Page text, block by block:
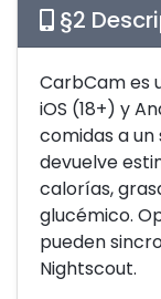
§2
CarbCam es
iOS (18+) y
comidas a un
devuelve
calorías,
glucémico.
pueden
Nightscout.